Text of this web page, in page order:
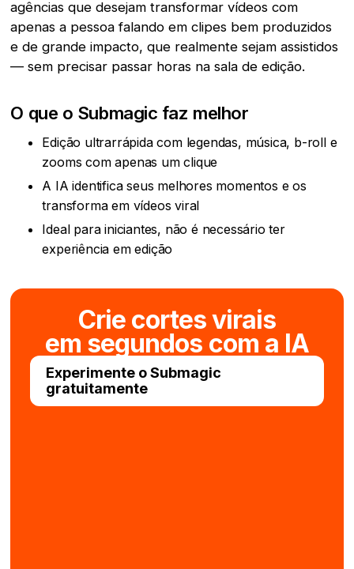
agências que desejam transformar vídeos com
apenas a pessoa falando em clipes bem produzidos
e de grande impacto, que realmente sejam assistidos
— sem precisar passar horas na sala de edição.
O que o Submagic faz melhor
Edição ultrarrápida com legendas, música, b-roll e
zooms com apenas um clique
A IA identifica seus melhores momentos e os
transforma em vídeos viral
Ideal para iniciantes, não é necessário ter
experiência em edição
Crie cortes virais
em segundos com a IA
Experimente o Submagic
gratuitamente